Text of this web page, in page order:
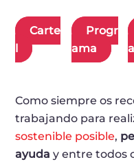
Carte
l
Progr
ama
a
Como siempre os
trabajando para
sostenible posible,
ayuda y entre todos